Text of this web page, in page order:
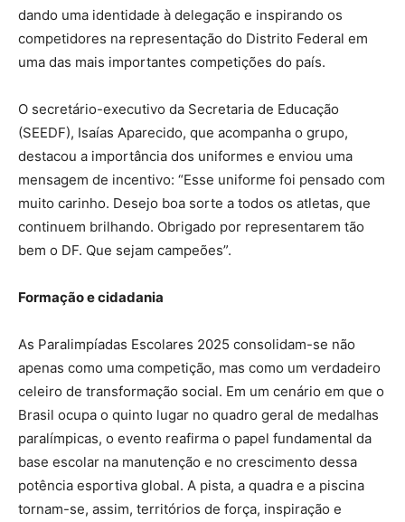
dando uma identidade à delegação e inspirando os
competidores na representação do Distrito Federal em
uma das mais importantes competições do país.
O secretário-executivo da Secretaria de Educação
(SEEDF), Isaías Aparecido, que acompanha o grupo,
destacou a importância dos uniformes e enviou uma
mensagem de incentivo: “Esse uniforme foi pensado com
muito carinho. Desejo boa sorte a todos os atletas, que
continuem brilhando. Obrigado por representarem tão
bem o DF. Que sejam campeões”.
Formação e cidadania
As Paralimpíadas Escolares 2025 consolidam-se não
apenas como uma competição, mas como um verdadeiro
celeiro de transformação social. Em um cenário em que o
Brasil ocupa o quinto lugar no quadro geral de medalhas
paralímpicas, o evento reafirma o papel fundamental da
base escolar na manutenção e no crescimento dessa
potência esportiva global. A pista, a quadra e a piscina
tornam-se, assim, territórios de força, inspiração e